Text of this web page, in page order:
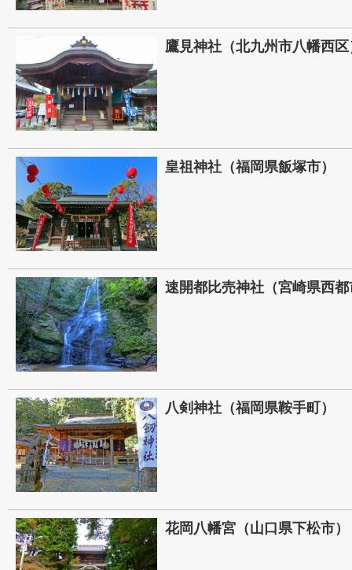
鷹見神社（北九州市八幡西区
皇祖神社（福岡県飯塚市）
速開都比売神社（宮崎県西
八剣神社（福岡県鞍手町）
花岡八幡宮（山口県下松市）